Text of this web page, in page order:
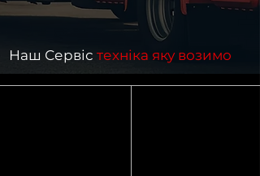
Наш Сервіс техніка яку возимо